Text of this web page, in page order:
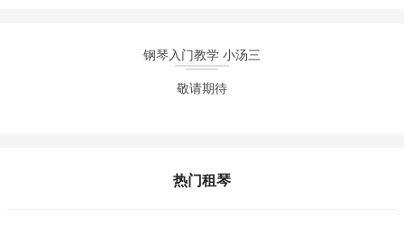
钢琴入门教学 小汤三
敬请期待
热门租琴